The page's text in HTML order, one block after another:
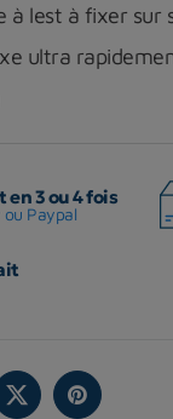
à lest à fixer sur
ultra
en 3 ou 4 fois
ou Paypal